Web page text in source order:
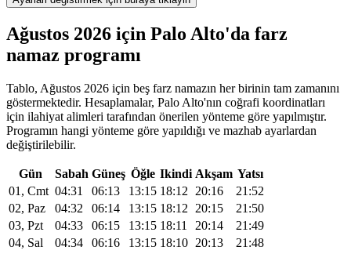
Ağustos 2026 için Palo Alto'da farz
namaz programı
Tablo, Ağustos 2026 için beş farz namazın her birinin tam zamanını
göstermektedir. Hesaplamalar, Palo Alto'nın coğrafi koordinatları
için ilahiyat alimleri tarafından önerilen yönteme göre yapılmıştır.
Programın hangi yönteme göre yapıldığı ve mazhab ayarlardan
değiştirilebilir.
Gün Sabah Güneş Öğle Ikindi Akşam Yatsı
01, Cmt 04:31 06:13 13:15 18:12 20:16
21:52
02, Paz
04:32 06:14 13:15 18:12 20:15
21:50
03, Pzt
04:33 06:15 13:15 18:11 20:14
21:49
04, Sal
04:34 06:16 13:15 18:10 20:13
21:48